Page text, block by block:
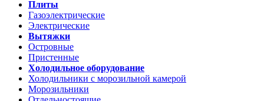
Плиты
Газоэлектрические
Электрические
Вытяжки
Островные
Пристенные
Холодильное оборудование
Холодильники с морозильной камерой
Морозильники